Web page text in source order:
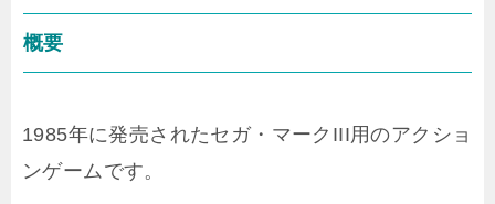
概要
1985年に発売されたセガ・マークIII用のアクショ
ンゲームです。